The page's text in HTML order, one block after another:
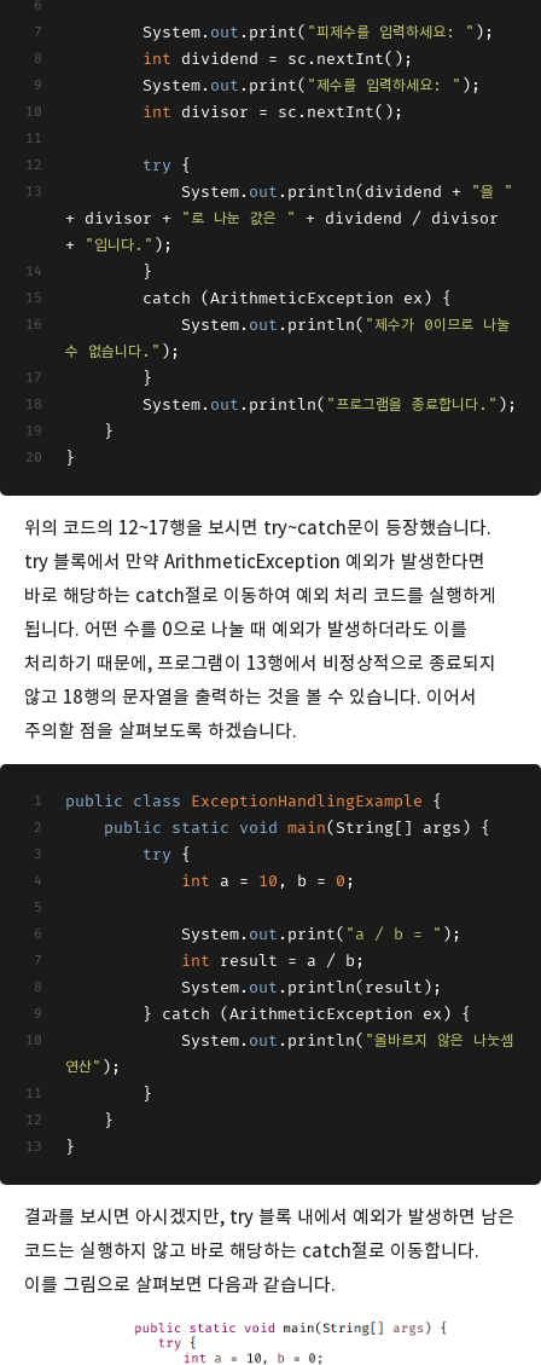
        System.
out .print( "피제수를 입력하세요: " );
int dividend = sc.nextInt();
        System.
out .print( "제수를 입력하세요: " );
int divisor = sc.nextInt();
try {
            System.
out .println(dividend +
"을 "
+ divisor +
"로 나눈 값은 "
+ dividend / divisor
+
"입니다." );
        }
        catch (ArithmeticException ex) {
            System.
out .println( "제수가 0이므로 나눌
수 없습니다." );
        }
        System.
out .println( "프로그램을 종료합니다." );
    }
}
위의 코드의 12~17행을 보시면 try~catch문이 등장했습니다.
try 블록에서 만약 ArithmeticException 예외가 발생한다면
바로 해당하는 catch절로 이동하여 예외 처리 코드를 실행하게
됩니다. 어떤 수를 0으로 나눌 때 예외가 발생하더라도 이를
처리하기 때문에, 프로그램이 13행에서 비정상적으로 종료되지
않고 18행의 문자열을 출력하는 것을 볼 수 있습니다. 이어서
주의할 점을 살펴보도록 하겠습니다.
public class ExceptionHandlingExample {
public
static void main(String[] args) {
try {
int a = 10 , b = 0 ;
    		System.
out .print( "a / b = " );
int result = a / b;
    		System.
out .println(result);
    	} catch (ArithmeticException ex) {
    		System.
out .println( "올바르지 않은 나눗셈
연산" );
    	}
    }
}
결과를 보시면 아시겠지만, try 블록 내에서 예외가 발생하면 남은
코드는 실행하지 않고 바로 해당하는 catch절로 이동합니다.
이를 그림으로 살펴보면 다음과 같습니다.